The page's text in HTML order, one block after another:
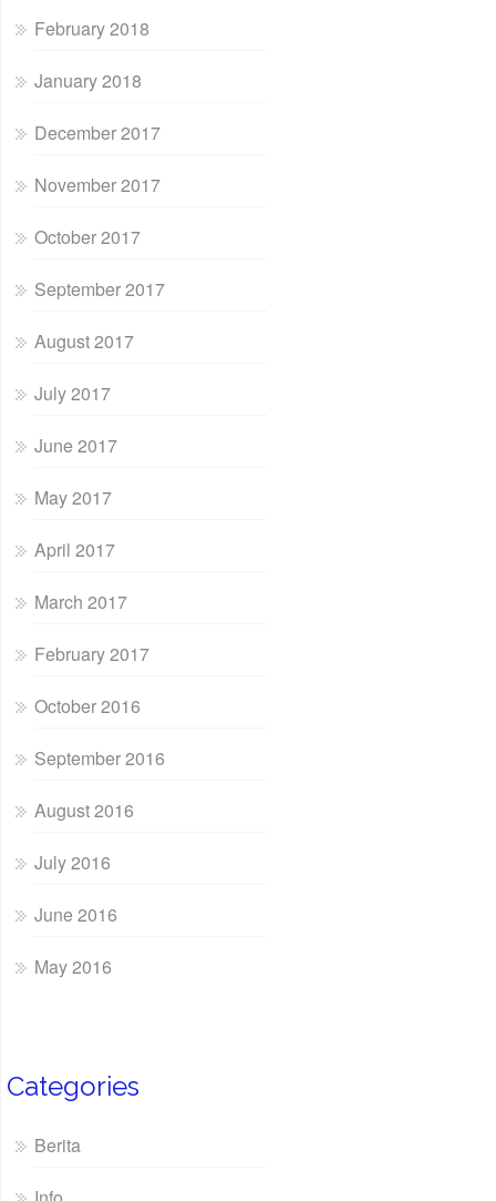
February 2018
January 2018
December 2017
November 2017
October 2017
September 2017
August 2017
July 2017
June 2017
May 2017
April 2017
March 2017
February 2017
October 2016
September 2016
August 2016
July 2016
June 2016
May 2016
Categories
Berita